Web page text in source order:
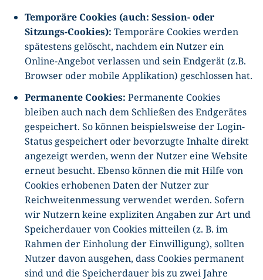
Temporäre Cookies (auch: Session- oder
Sitzungs-Cookies): Temporäre Cookies werden
spätestens gelöscht, nachdem ein Nutzer ein
Online-Angebot verlassen und sein Endgerät (z.B.
Browser oder mobile Applikation) geschlossen hat.
Permanente Cookies: Permanente Cookies
bleiben auch nach dem Schließen des Endgerätes
gespeichert. So können beispielsweise der Login-
Status gespeichert oder bevorzugte Inhalte direkt
angezeigt werden, wenn der Nutzer eine Website
erneut besucht. Ebenso können die mit Hilfe von
Cookies erhobenen Daten der Nutzer zur
Reichweitenmessung verwendet werden. Sofern
wir Nutzern keine expliziten Angaben zur Art und
Speicherdauer von Cookies mitteilen (z. B. im
Rahmen der Einholung der Einwilligung), sollten
Nutzer davon ausgehen, dass Cookies permanent
sind und die Speicherdauer bis zu zwei Jahre